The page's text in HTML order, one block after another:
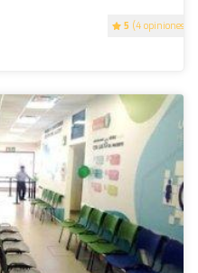
5 (4 opiniones)